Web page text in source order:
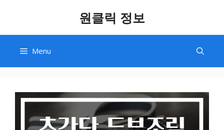
content
원클릭 정보
Menu